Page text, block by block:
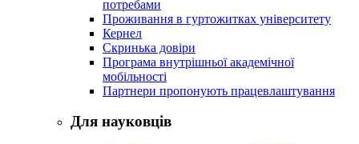
потребами
Проживання в гуртожитках університету
Кернел
Скринька довіри
Програма внутрішньої академічної
мобільності
Партнери пропонують працевлаштування
Для науковців